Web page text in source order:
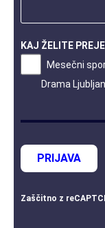
KAJ ŽELITE
Mesečni
Drama
PRIJAVA
Zaščitno z